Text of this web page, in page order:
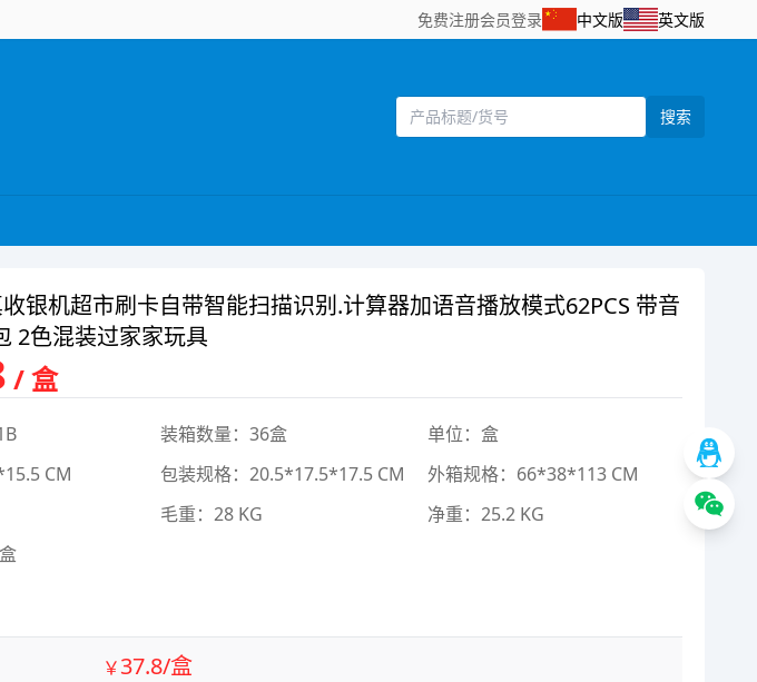
免费注册会员登录 中文版 英文版
搜索
银机超市刷卡自带智能扫描识别.计算器加语音播放模式62PCS 带音
2色混装过家家玩具
/ 盒
装箱数量：36盒
单位：盒
CM
包装规格：20.5*17.5*17.5 CM
外箱规格：66*38*113 CM
毛重：28 KG
净重：25.2 KG
￥37.8/盒